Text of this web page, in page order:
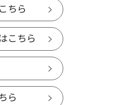
ちら
こちら
ら